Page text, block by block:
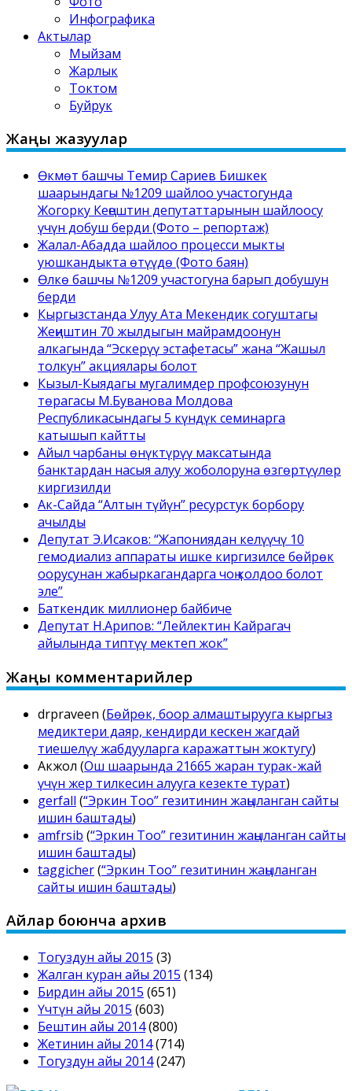
Инфографика
Актылар
Мыйзам
Жарлык
Токтом
Буйрук
Жаңы жазуулар
Өкмөт башчы Темир Сариев Бишкек
шаарындагы №1209 шайлоо участогунда
Жогорку Кеңештин депутаттарынын шайлоосу
үчүн добуш берди (Фото – репортаж)
Жалал-Абадда шайлоо процесси мыкты
уюшкандыкта өтүүдө (Фото баян)
Өлкө башчы №1209 участогуна барып добушун
берди
Кыргызстанда Улуу Ата Мекендик согуштагы
Жеңиштин 70 жылдыгын майрамдоонун
алкагында “Эскерүү эстафетасы” жана “Жашыл
толкун” акциялары болот
Кызыл-Кыядагы мугалимдер профсоюзунун
төрагасы М.Буванова Молдова
Республикасындагы 5 күндүк семинарга
катышып кайтты
Айыл чарбаны өнүктүрүү максатында
банктардан насыя алуу жоболоруна өзгөртүүлөр
киргизилди
Ак-Сайда “Алтын түйүн” ресурстук борбору
ачылды
Депутат Э.Исаков: “Жапониядан келүүчү 10
гемодиализ аппараты ишке киргизилсе бөйрөк
оорусунан жабыркагандарга чоң колдоо болот
эле”
Баткендик миллионер байбиче
Депутат Н.Арипов: “Лейлектин Кайрагач
айылында типтүү мектеп жок”
Жаңы комментарийлер
drpraveen (Бөйрөк, боор алмаштырууга кыргыз
медиктери даяр, кендирди кескен жагдай
тиешелүү жабдууларга каражаттын жоктугу)
Акжол (Ош шаарында 21665 жаран турак-жай
үчүн жер тилкесин алууга кезекте турат)
gerfall (“Эркин Тоо” гезитинин жаңыланган сайты
ишин баштады)
amfrsib (“Эркин Тоо” гезитинин жаңыланган сайты
ишин баштады)
taggicher(“Эркин Тоо” гезитинин жаңыланган
сайты ишин баштады)
Айлар боюнча архив
Тогуздун айы 2015 (3)
Жалган куран айы 2015 (134)
Бирдин айы 2015 (651)
Үчтүн айы 2015 (603)
Бештин айы 2014(800)
Жетинин айы 2014(714)
Тогуздун айы 2014(247)